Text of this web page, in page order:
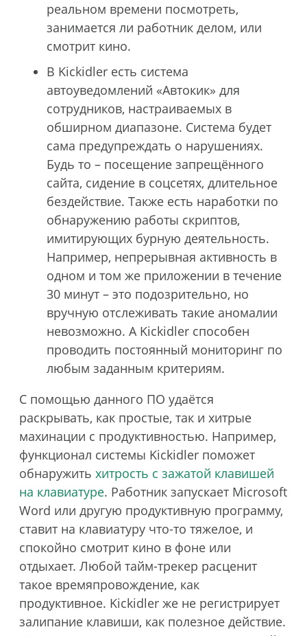
реальном времени посмотреть,
занимается ли работник делом, или
смотрит кино.
В Kickidler есть система
автоуведомлений «Автокик» для
сотрудников, настраиваемых в
обширном диапазоне. Система будет
сама предупреждать о нарушениях.
Будь то – посещение запрещённого
сайта, сидение в соцсетях, длительное
бездействие. Также есть наработки по
обнаружению работы скриптов,
имитирующих бурную деятельность.
Например, непрерывная активность в
одном и том же приложении в течение
30 минут – это подозрительно, но
вручную отслеживать такие аномалии
невозможно. А Kickidler способен
проводить постоянный мониторинг по
любым заданным критериям.
С помощью данного ПО удаётся
раскрывать, как простые, так и хитрые
махинации с продуктивностью. Например,
функционал системы Kickidler поможет
обнаружить хитрость с зажатой клавишей
на клавиатуре. Работник запускает Microsoft
Word или другую продуктивную программу,
ставит на клавиатуру что-то тяжелое, и
спокойно смотрит кино в фоне или
отдыхает. Любой тайм-трекер расценит
такое времяпровождение, как
продуктивное. Kickidler же не регистрирует
залипание клавиши, как полезное действие.